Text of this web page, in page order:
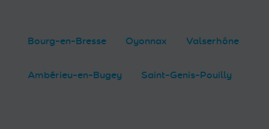
Bourg-en-Bresse Oyonnax Valserhône
Ambérieu-en-Bugey Saint-Genis-Pouilly